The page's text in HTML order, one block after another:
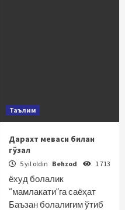
Таълим
Дарахт меваси билан
гўзал
5 yil oldin Behzod 1 713
ёхуд болалик
“мамлакати”га саёҳат
Баъзан болалигим ўтиб